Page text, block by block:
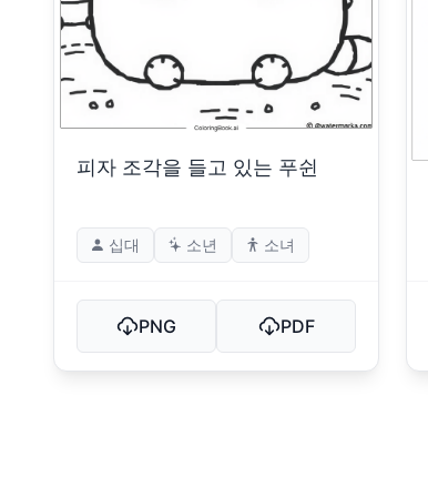
피자 조각을 들고 있는 푸쉰
십대 소년 소녀
PNG PDF